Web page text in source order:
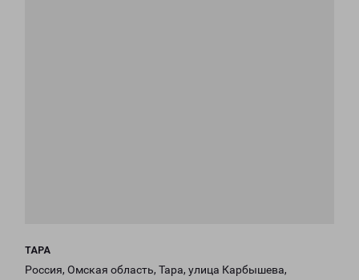
ТАРА
Россия, Омская область, Тара, улица Карбышева,